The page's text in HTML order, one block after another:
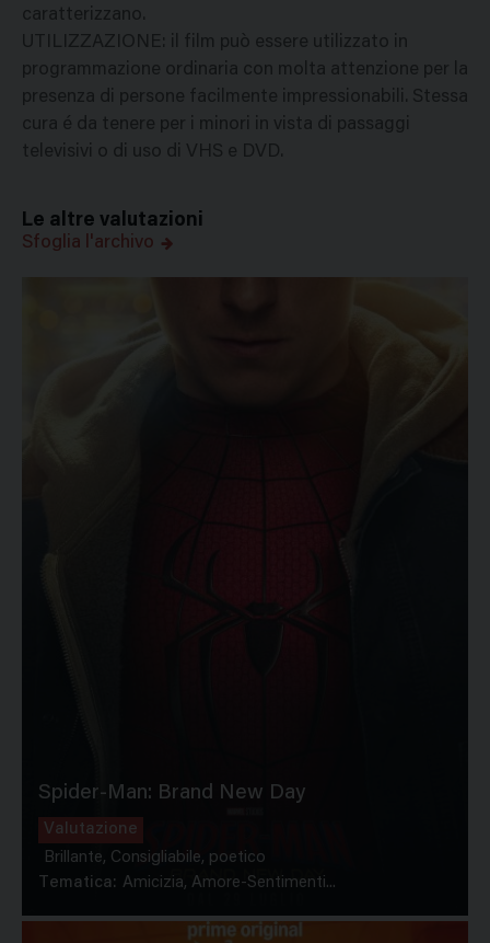
caratterizzano.
UTILIZZAZIONE: il film può essere utilizzato in
programmazione ordinaria con molta attenzione per la
presenza di persone facilmente impressionabili. Stessa
cura é da tenere per i minori in vista di passaggi
televisivi o di uso di VHS e DVD.
Le altre valutazioni
Sfoglia l'archivo
Spider-Man: Brand New Day
Valutazione
Brillante, Consigliabile, poetico
Tematica: Amicizia, Amore-Sentimenti...